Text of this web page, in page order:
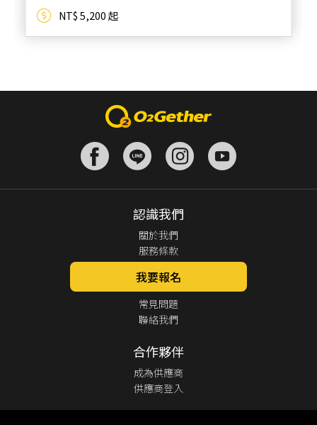
NT$ 5,200 起
我要報名
認識我們
關於我們
服務條款
客服中心
常見問題
聯絡我們
合作夥伴
成為供應商
供應商登入